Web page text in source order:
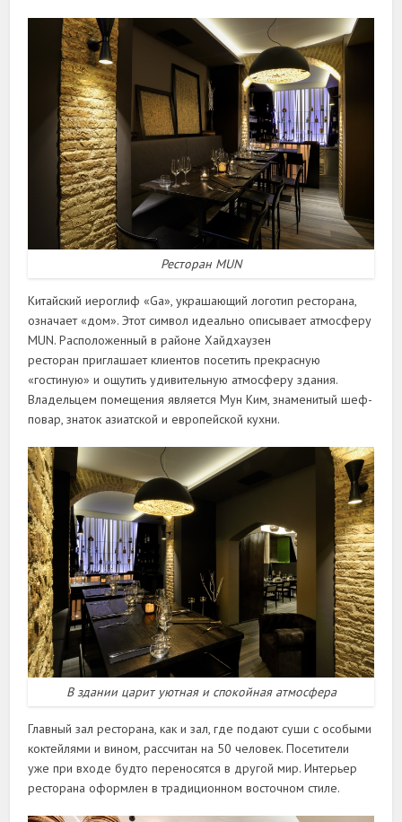
Ресторан MUN
Китайский иероглиф «Ga», украшающий логотип ресторана,
означает «дом». Этот символ идеально описывает атмосферу
MUN. Расположенный в районе Хайдхаузен
ресторан приглашает клиентов посетить прекрасную
«гостиную» и ощутить удивительную атмосферу здания.
Владельцем помещения является Мун Ким, знаменитый шеф-
повар, знаток азиатской и европейской кухни.
В здании царит уютная и спокойная атмосфера
Главный зал ресторана, как и зал, где подают суши с особыми
коктейлями и вином, рассчитан на 50 человек. Посетители
уже при входе будто переносятся в другой мир. Интерьер
ресторана оформлен в традиционном восточном стиле.